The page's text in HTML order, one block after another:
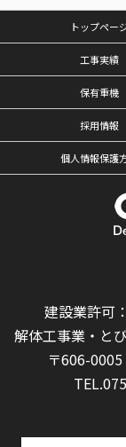
トップペー
工事実績
保有重機
採用情報
個人情報保護
建設業許可
解体工事業・と
〒606-